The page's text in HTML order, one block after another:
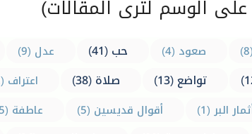
الوسم لترى المقالات)
صعود (4) حب (41) عدل (9)
تواضع (13) صلاة (38) اعتراف (2)
البر (1) أقوال قديسين (5) عاطفة (5)